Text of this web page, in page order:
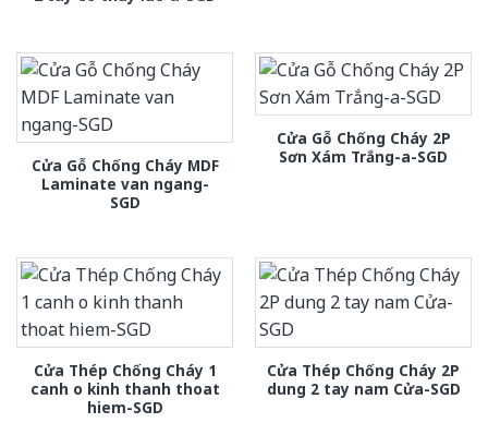
Cửa Gỗ Chống Cháy MDF
Laminate van ngang-
SGD
Cửa Gỗ Chống Cháy 2P
Sơn Xám Trắng-a-SGD
Cửa Thép Chống Cháy 1
canh o kinh thanh thoat
hiem-SGD
Cửa Thép Chống Cháy 2P
dung 2 tay nam Cửa-SGD